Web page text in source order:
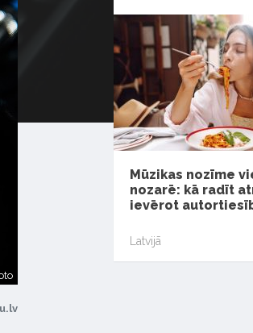
Mūzikas nozīme
nozarē: kā radīt
ievērot
Latvijā